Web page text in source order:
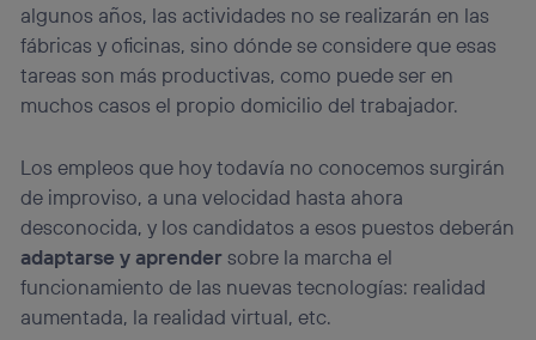
algunos años, las actividades no se realizarán en las
fábricas y oficinas, sino dónde se considere que esas
tareas son más productivas, como puede ser en
muchos casos el propio domicilio del trabajador.
Los empleos que hoy todavía no conocemos surgirán
de improviso, a una velocidad hasta ahora
desconocida, y los candidatos a esos puestos deberán
adaptarse y aprendersobre la marcha el
funcionamiento de las nuevas tecnologías: realidad
aumentada, la realidad virtual, etc.